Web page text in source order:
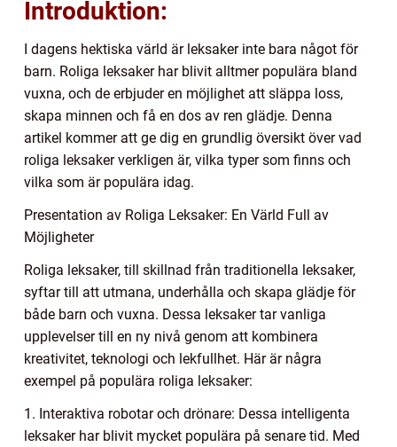
Introduktion:
I dagens hektiska värld är leksaker inte bara något för
barn. Roliga leksaker har blivit alltmer populära bland
vuxna, och de erbjuder en möjlighet att släppa loss,
skapa minnen och få en dos av ren glädje. Denna
artikel kommer att ge dig en grundlig översikt över vad
roliga leksaker verkligen är, vilka typer som finns och
vilka som är populära idag.
Presentation av Roliga Leksaker: En Värld Full av
Möjligheter
Roliga leksaker, till skillnad från traditionella leksaker,
syftar till att utmana, underhålla och skapa glädje för
både barn och vuxna. Dessa leksaker tar vanliga
upplevelser till en ny nivå genom att kombinera
kreativitet, teknologi och lekfullhet. Här är några
exempel på populära roliga leksaker:
1. Interaktiva robotar och drönare: Dessa intelligenta
leksaker har blivit mycket populära på senare tid. Med